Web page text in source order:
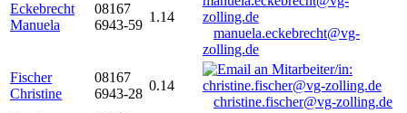
Eckebrecht
Manuela
08167
6943-59
1.14
manuela.eckebrecht@vg-
zolling.de
Fischer
Christine
08167
6943-28
0.14
christine.fischer@vg-zolling.de